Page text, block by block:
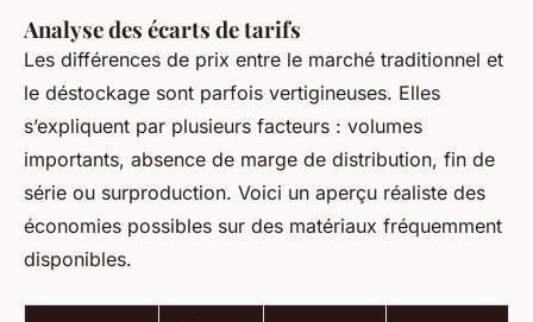
Analyse des écarts de tarifs
Les différences de prix entre le marché traditionnel et
le déstockage sont parfois vertigineuses. Elles
s’expliquent par plusieurs facteurs : volumes
importants, absence de marge de distribution, fin de
série ou surproduction. Voici un aperçu réaliste des
économies possibles sur des matériaux fréquemment
disponibles.